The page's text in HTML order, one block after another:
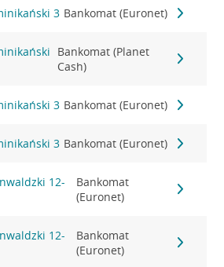
3 Bankomat (Euronet)
Bankomat (Planet
Cash)
3 Bankomat (Euronet)
3 Bankomat (Euronet)
12-
Bankomat
(Euronet)
12-
Bankomat
(Euronet)